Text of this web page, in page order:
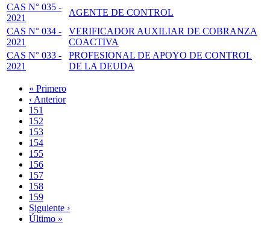
CAS N° 035 -
2021
AGENTE DE CONTROL
CAS N° 034 -
2021
VERIFICADOR AUXILIAR DE COBRANZA
COACTIVA
CAS N° 033 -
2021
PROFESIONAL DE APOYO DE CONTROL
DE LA DEUDA
Paginación
Primera
página
« Primero
Página
anterior
‹ Anterior
Page
151
Page
152
Page
153
Page
154
Página
actual
155
Page
156
Page
157
Page
158
Page
159
Siguiente
página
Siguiente ›
Última
Último »